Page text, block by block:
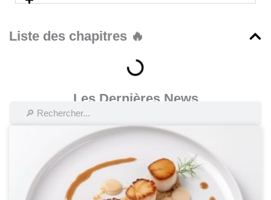
Liste des chapitres 🔥
Les Dernières News
Rechercher